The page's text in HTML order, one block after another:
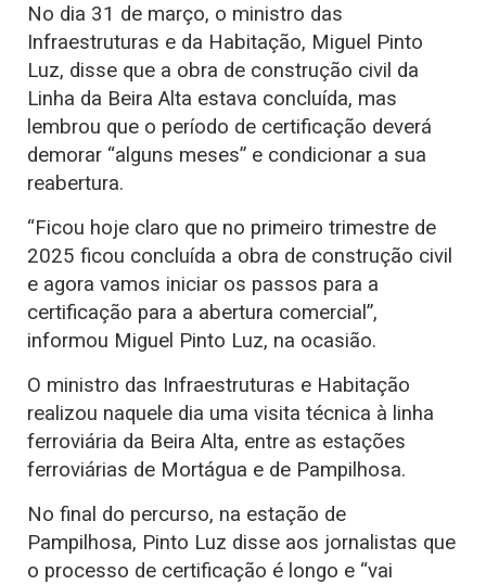
No dia 31 de março, o ministro das
Infraestruturas e da Habitação, Miguel Pinto
Luz, disse que a obra de construção civil da
Linha da Beira Alta estava concluída, mas
lembrou que o período de certificação deverá
demorar “alguns meses” e condicionar a sua
reabertura.
“Ficou hoje claro que no primeiro trimestre de
2025 ficou concluída a obra de construção civil
e agora vamos iniciar os passos para a
certificação para a abertura comercial”,
informou Miguel Pinto Luz, na ocasião.
O ministro das Infraestruturas e Habitação
realizou naquele dia uma visita técnica à linha
ferroviária da Beira Alta, entre as estações
ferroviárias de Mortágua e de Pampilhosa.
No final do percurso, na estação de
Pampilhosa, Pinto Luz disse aos jornalistas que
o processo de certificação é longo e “vai